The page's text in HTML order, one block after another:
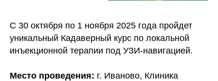
С 30 октября по 1 ноября 2025 года пройдет
уникальный Кадаверный курс по локальной
инъекционной терапии под УЗИ-навигацией.
Место проведения: г. Иваново, Клиника